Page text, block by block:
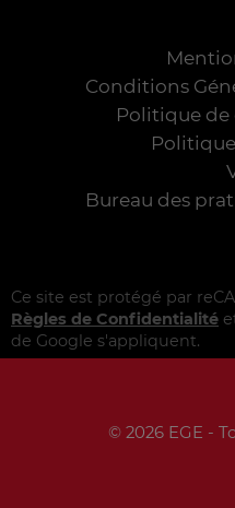
Conditions
Politique
Bureau des
Ce site est protégé par
Règles de Confidentialité
de Google s'appliquent.
© 2026 EGE -